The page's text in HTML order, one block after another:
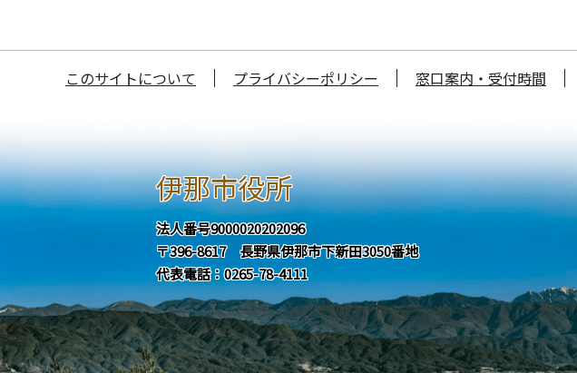
このサイトについて プライバシーポリシー 窓口案内・受付時間
伊那市役所
法人番号9000020202096
〒396-8617 長野県伊那市下新田3050番地
代表電話：0265-78-4111